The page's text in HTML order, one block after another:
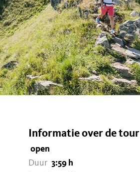
Informatie over de tour
open
Duur 3:59 h